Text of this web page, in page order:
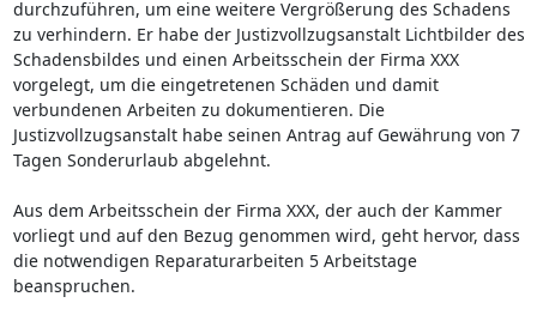
durchzuführen, um eine weitere Vergrößerung des Schadens
zu verhindern. Er habe der Justizvollzugsanstalt Lichtbilder des
Schadensbildes und einen Arbeitsschein der Firma XXX
vorgelegt, um die eingetretenen Schäden und damit
verbundenen Arbeiten zu dokumentieren. Die
Justizvollzugsanstalt habe seinen Antrag auf Gewährung von 7
Tagen Sonderurlaub abgelehnt.
Aus dem Arbeitsschein der Firma XXX, der auch der Kammer
vorliegt und auf den Bezug genommen wird, geht hervor, dass
die notwendigen Reparaturarbeiten 5 Arbeitstage
beanspruchen.